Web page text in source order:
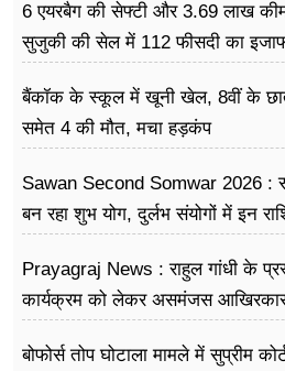
6 एयरबैग की सेफ्टी और 3.69 लाख
सुजुकी की सेल में 112 फीसदी का
बैंकॉक के स्कूल में खूनी खेल, 8वीं के
समेत 4 की मौत, मचा हड़कंप
Sawan Second Somwar 2026 :
बन रहा शुभ योग, दुर्लभ संयोगों में इन
Prayagraj News : राहुल गांधी के
कार्यक्रम को लेकर असमंजस
बोफोर्स तोप घोटाला मामले में सुप्रीम